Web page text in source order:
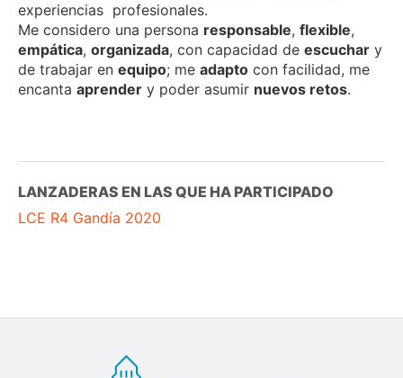
experiencias profesionales.
Me considero una persona responsable, flexible,
empática, organizada, con capacidad de escuchar y
de trabajar en equipo; me adapto con facilidad, me
encanta aprender y poder asumir nuevos retos.
LANZADERAS EN LAS QUE HA PARTICIPADO
LCE R4 Gandía 2020